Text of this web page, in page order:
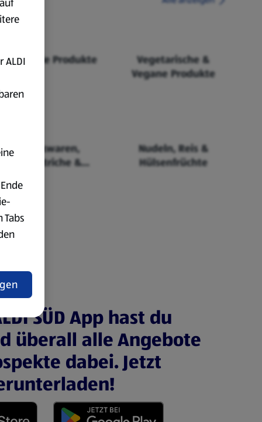
Fairtrade Produkte
Vegetarische &
Vegane Produkte
Backwaren,
Aufstriche &
Nudeln, Reis &
Hülsenfrüchte
SÜD App hast du
überall alle Angebote
dabei. Jetzt
ALDI